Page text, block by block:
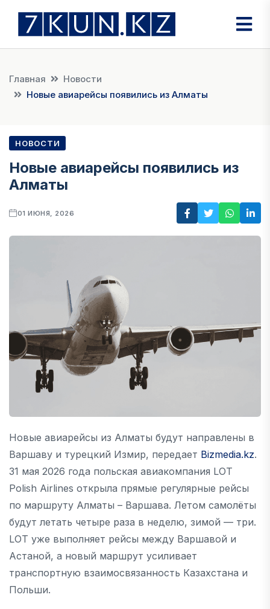
Главная
Новости
Новые авиарейсы появились из Алматы
НОВОСТИ
Новые авиарейсы появились из
Алматы
01 ИЮНЯ, 2026
Новые авиарейсы из Алматы будут направлены в
Варшаву и турецкий Измир, передает Bizmedia.kz.
31 мая 2026 года польская авиакомпания LOT
Polish Airlines открыла прямые регулярные рейсы
по маршруту Алматы – Варшава. Летом самолёты
будут летать четыре раза в неделю, зимой — три.
LOT уже выполняет рейсы между Варшавой и
Астаной, а новый маршрут усиливает
транспортную взаимосвязанность Казахстана и
Польши.